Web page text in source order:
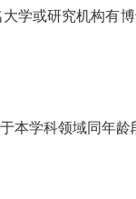
学或研究机构有
本学科领域同年龄